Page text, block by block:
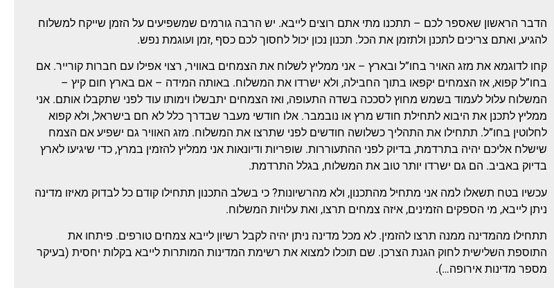
הדבר הראשון שאספר לכם – תתכנו מתי אתם רוצים לייבא. יש הרבה גורמים שמשפיעים על הזמן שייקח למשלוח
להגיע, ואתם צריכים לתכנן ולתזמן את הכל. תכנון נכון יכול לחסוך לכם כסף ,זמן ועוגמת נפש.
קחו לדוגמא את מזג האויר בחו”ל ובארץ – אני ממליץ לשלוח את הצמחים באוויר, רצוי אפילו עם חברות קורייר. אם
בחו”ל קפוא, אז הצמחים יקפאו בתוך החבילה, ולא ישרדו את המשלוח. באותה המידה – אם בארץ חום קיץ –
המשלוח עלול לעמוד בשמש מחוץ לסככה בשדה התעופה, ואז הצמחים יתבשלו וימותו עוד לפני שתקבלו אותם. אני
ממליץ לתכנן את היבוא לתחילת חודש מרץ או נובמבר. אלו חודשי מעבר שבדרך כלל לא חם בישראל, ולא קפוא
לחלוטין בחו”ל. תתחילו את התהליך כשלושה חודשים לפני שתרצו את המשלוח. מזג האוויר גם ישפיע אם הצמח
שישלח אליכם יהיה בתרדמת, בדיוק לפני ההתעוררות. שופריות ודיונאות אני ממליץ להזמין במרץ, כדי שיגיעו לארץ
בדיוק באביב. הם גם ישרדו יותר טוב את המשלוח, בגלל התרדמת.
עכשיו בטח תשאלו למה אני מתחיל מהתכנון, ולא מהרשיונות? כי בשלב התכנון תתחילו קודם כל לבדוק מאיזו מדינה
ניתן לייבא, מי הספקים הזמינים, איזה צמחים תרצו, ואת עלויות המשלוח.
תתחילו מהמדינה ממנה תרצו להזמין. לא מכל מדינה ניתן יהיה לקבל רשיון לייבא צמחים טורפים. פיתחו את
התוספת השלישית לחוק הגנת הצרכן. שם תוכלו למצוא את רשימת המדינות המותרות לייבא בקלות יחסית (בעיקר
מספר מדינות אירופה…).